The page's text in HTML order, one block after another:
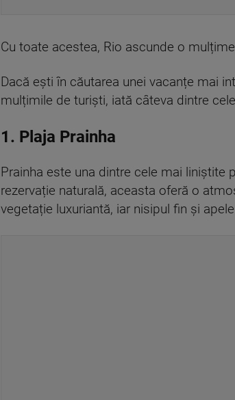
Cu toate acestea, Rio ascunde o
Dacă ești în căutarea unei vacanțe mai
mulțimile de turiști, iată câteva dintre
1. Plaja Prainha
Prainha este una dintre cele mai liniștite
rezervație naturală, aceasta oferă o
vegetație luxuriantă, iar nisipul fin și